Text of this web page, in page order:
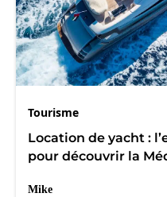
Tourisme
Location de yacht :
pour découvrir la
Mike